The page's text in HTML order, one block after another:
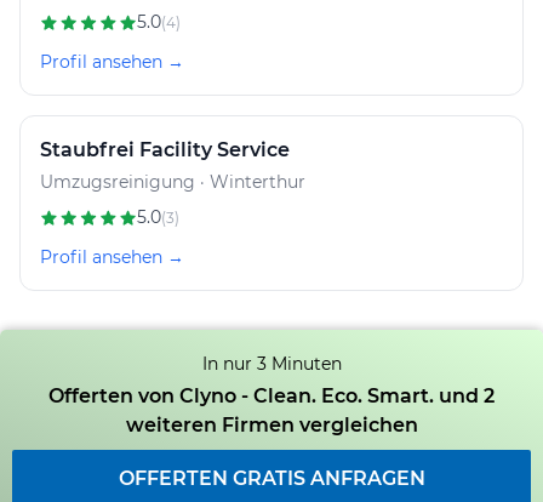
5.0(4)
Profil ansehen →
Staubfrei Facility Service
Umzugsreinigung · Winterthur
5.0(3)
Profil ansehen →
In nur 3 Minuten
Offerten von Clyno - Clean. Eco. Smart. und 2
weiteren Firmen vergleichen
OFFERTEN GRATIS ANFRAGEN